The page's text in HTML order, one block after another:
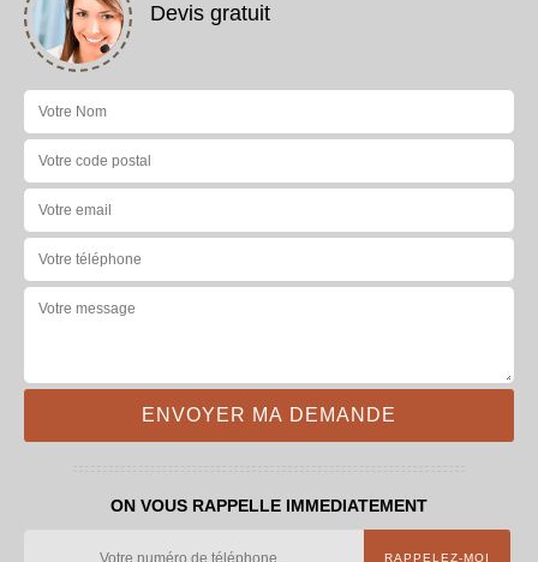
Devis gratuit
ON VOUS RAPPELLE IMMEDIATEMENT